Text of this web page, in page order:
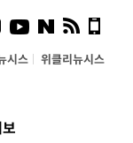
시스 위클리뉴시스
폰 액세서리에
다